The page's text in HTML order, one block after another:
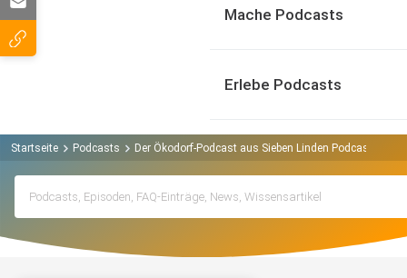
Mache Podcasts
Erlebe Podcasts
Startseite Podcasts Der Ökodorf-Podcast aus Sieben Linden Podcast